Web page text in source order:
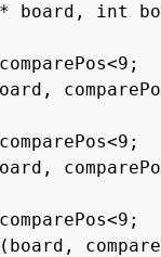
board, int